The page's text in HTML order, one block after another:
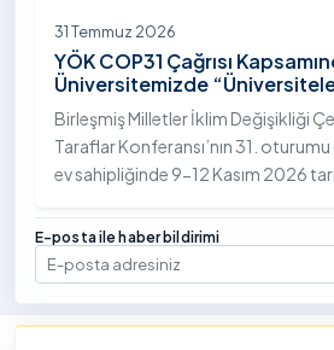
31 Temmuz 2026
YÖK COP31 Çağrısı
Üniversitemizde
Diplomasisindeki Rolü”
Toplantısı Yapıldı
Birleşmiş Milletler İklim Değişikliği
Taraflar Konferansı’nın 31.
ev sahipliğinde 9-12 Kasım 2026
Yükseköğretim Kurulu (YÖK),
katkı ve proje bildirimlerini koordine
bulundu. Ardahan Üniversitesinde
E-posta ile haber bildirimi
E-posta